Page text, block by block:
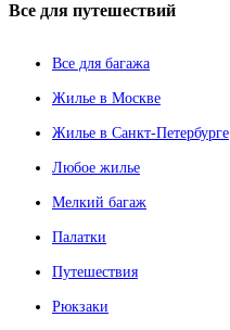
Все для путешествий
Все для багажа
Жилье в Москве
Жилье в Санкт-Петербурге
Любое жилье
Мелкий багаж
Палатки
Путешествия
Рюкзаки